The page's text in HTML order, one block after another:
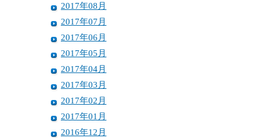
2017年08月
2017年07月
2017年06月
2017年05月
2017年04月
2017年03月
2017年02月
2017年01月
2016年12月